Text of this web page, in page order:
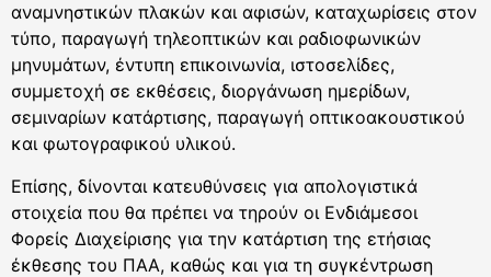
αναμνηστικών πλακών και αφισών, καταχωρίσεις στον
τύπο, παραγωγή τηλεοπτικών και ραδιοφωνικών
μηνυμάτων, έντυπη επικοινωνία, ιστοσελίδες,
συμμετοχή σε εκθέσεις, διοργάνωση ημερίδων,
σεμιναρίων κατάρτισης, παραγωγή οπτικοακουστικού
και φωτογραφικού υλικού.
Επίσης, δίνονται κατευθύνσεις για απολογιστικά
στοιχεία που θα πρέπει να τηρούν οι Ενδιάμεσοι
Φορείς Διαχείρισης για την κατάρτιση της ετήσιας
έκθεσης του ΠΑΑ, καθώς και για τη συγκέντρωση